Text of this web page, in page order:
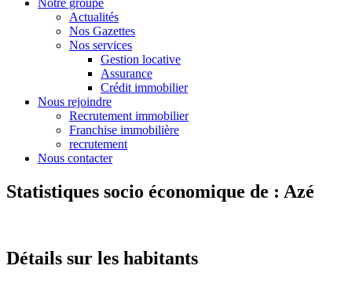
Notre groupe
Actualités
Nos Gazettes
Nos services
Gestion locative
Assurance
Crédit immobilier
Nous rejoindre
Recrutement immobilier
Franchise immobilière
recrutement
Nous contacter
Statistiques socio économique de : Azé
Détails sur les habitants